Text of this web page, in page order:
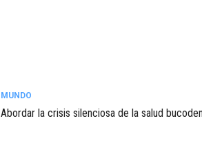
MUNDO
Abordar la crisis silenciosa de la salud